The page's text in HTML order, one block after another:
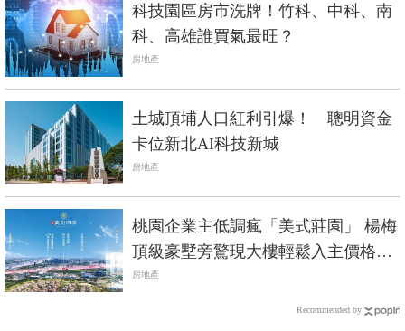
科技園區房市洗牌！竹科、中科、南
科、高雄誰買氣最旺？
房地產
土城頂埔人口紅利引爆！ 聰明資金
卡位新北AI科技新城
房地產
桃園企業主低調瘋「美式莊園」 楊梅
頂級豪墅旁驚現大樓輕鬆入主價格
558萬起直升富人生活圈
房地產
Recommended by